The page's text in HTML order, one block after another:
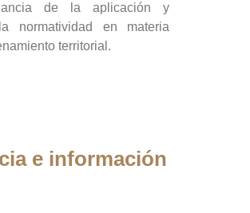
de la aplicación y
normatividad en materia
territorial.
e información